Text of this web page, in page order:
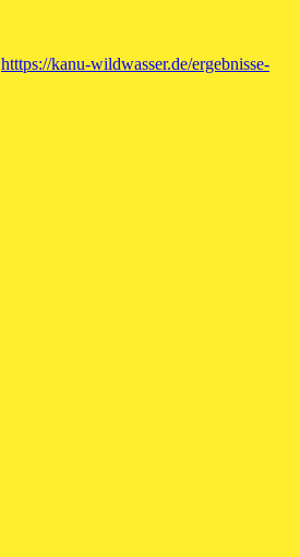
htttps://kanu-wildwasser.de/ergebnisse-